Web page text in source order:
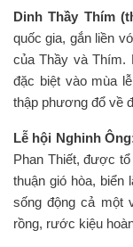
Dinh Thầy Thím
quốc gia, gắn liền
của Thầy và Thím.
đặc biệt vào mùa
thập phương đổ về
Lễ hội Nghinh
Phan Thiết, được
thuận gió hòa, biển
sống động cả một
rồng, rước kiệu